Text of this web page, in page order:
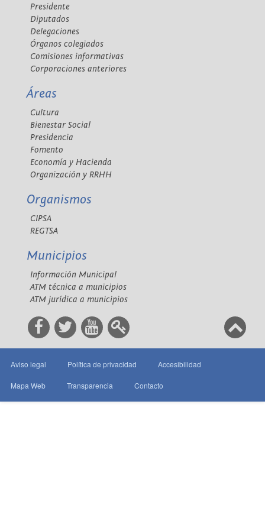
Presidente
Diputados
Delegaciones
Órganos colegiados
Comisiones informativas
Corporaciones anteriores
Áreas
Cultura
Bienestar Social
Presidencia
Fomento
Economía y Hacienda
Organización y RRHH
Organismos
CIPSA
REGTSA
Municipios
Información Municipal
ATM técnica a municipios
ATM jurídica a municipios
Aviso legal Política de privacidad Accesibilidad
Mapa Web Transparencia Contacto